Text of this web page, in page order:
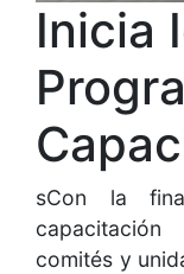
Inicia
sCon la
comités y